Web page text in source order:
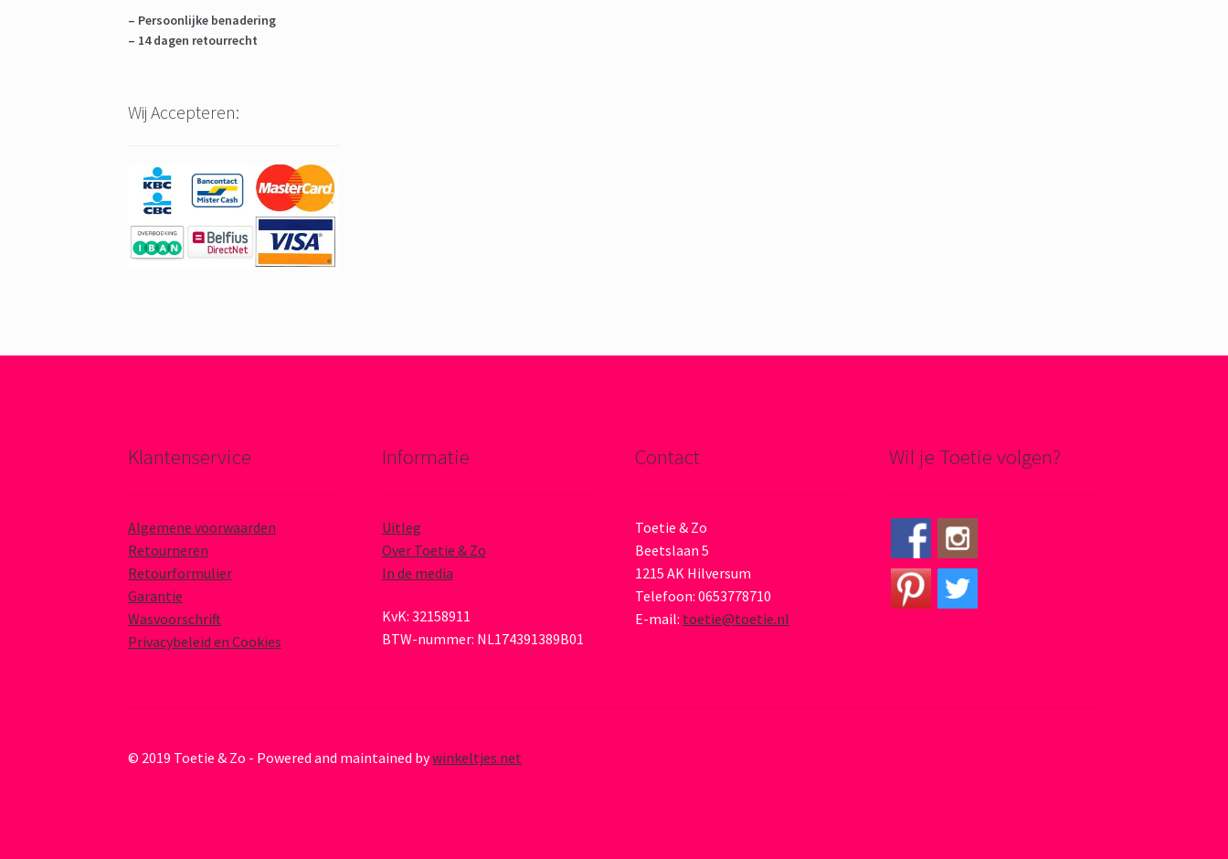
– Persoonlijke benadering
– 14 dagen retourrecht
Wij Accepteren:
Klantenservice
Algemene voorwaarden
Retourneren
Retourformulier
Garantie
Wasvoorschrift
Privacybeleid en Cookies
Informatie
Uitleg
Over Toetie & Zo
In de media
KvK: 32158911
BTW-nummer: NL174391389B01
Contact
Toetie & Zo
Beetslaan 5
1215 AK Hilversum
Telefoon: 0653778710
E-mail: toetie@toetie.nl
Wil je Toetie volgen?
© 2019 Toetie & Zo - Powered and maintained bywinkeltjes.net